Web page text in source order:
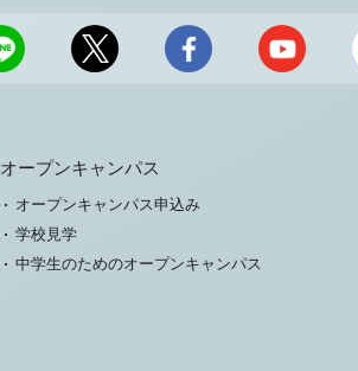
オープンキャンパス
オープンキャンパス申込み
学校見学
中学生のためのオープンキャンパス